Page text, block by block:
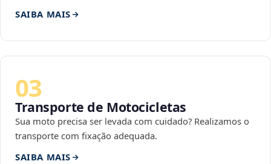
SAIBA MAIS
03
Transporte de Motocicletas
Sua moto precisa ser levada com cuidado? Realizamos o
transporte com fixação adequada.
SAIBA MAIS